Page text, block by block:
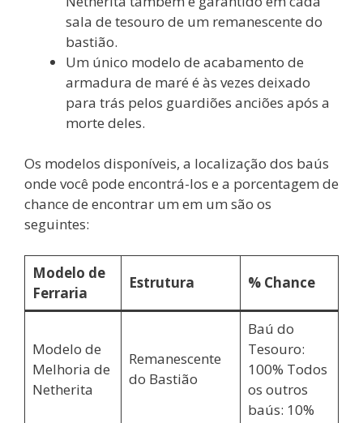
sala de tesouro de um remanescente do
bastião.
Um único modelo de acabamento de
armadura de maré é às vezes deixado
para trás pelos guardiões anciões após a
morte deles.
Os modelos disponíveis, a localização dos baús
onde você pode encontrá-los e a porcentagem de
chance de encontrar um em um são os
seguintes:
Modelo de
Ferraria
Estrutura % Chance
Modelo de
Melhoria de
Netherita
Remanescente
do Bastião
Baú do
Tesouro:
100% Todos
os outros
baús: 10%